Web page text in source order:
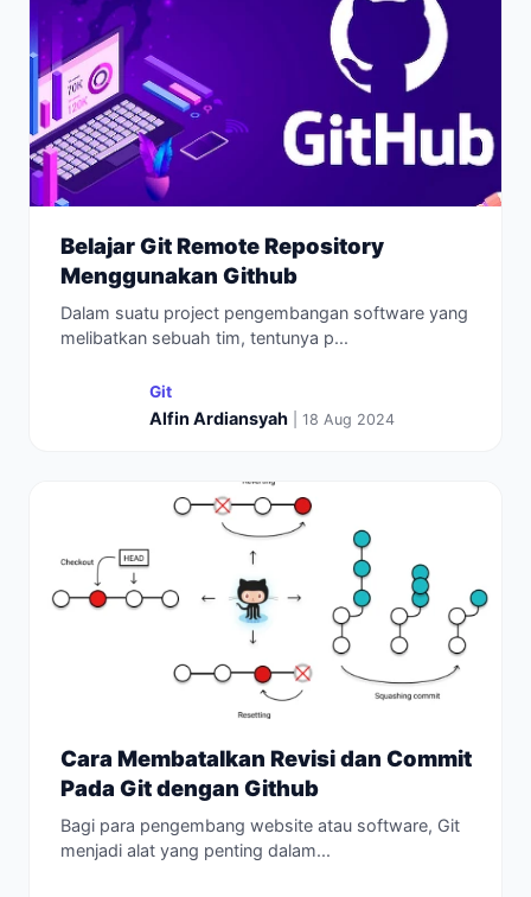
Belajar Git Remote Repository
Menggunakan Github
Dalam suatu project pengembangan software yang
melibatkan sebuah tim, tentunya p...
Git
Alfin Ardiansyah | 18 Aug 2024
Cara Membatalkan Revisi dan Commit
Pada Git dengan Github
Bagi para pengembang website atau software, Git
menjadi alat yang penting dalam...